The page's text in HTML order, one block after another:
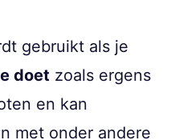
gebruikt als je
doet zoals ergens
en kan
met onder andere